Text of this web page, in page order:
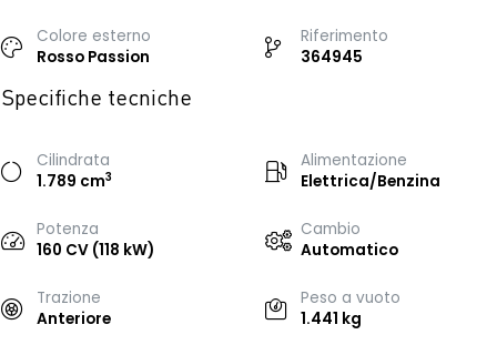
Colore esterno
Rosso Passion
Riferimento
364945
Specifiche tecniche
Cilindrata
1.789 cm3
Alimentazione
Elettrica/Benzina
Potenza
160 CV (118 kW)
Cambio
Automatico
Trazione
Anteriore
Peso a vuoto
1.441 kg